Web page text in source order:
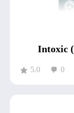
Intoxic
5.0 0